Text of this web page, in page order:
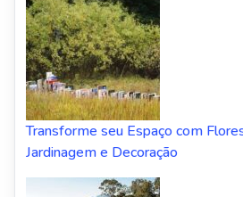
Transforme seu Espaço com
Jardinagem e Decoração